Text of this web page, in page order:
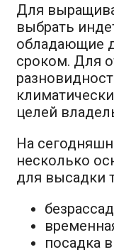
Для
выбрать
обладающие
сроком. Для
целей
На
несколько
для высадки
посадка